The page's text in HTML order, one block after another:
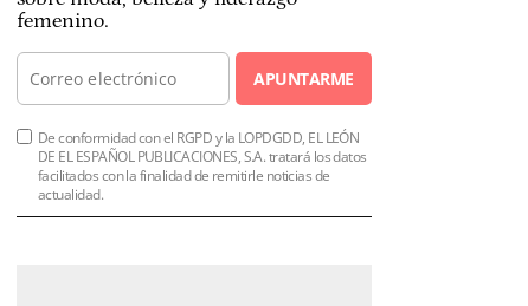
femenino.
APUNTARME
De conformidad con el RGPD y la LOPDGDD, EL LEÓN
DE EL ESPAÑOL PUBLICACIONES, S.A. tratará los datos
facilitados con la finalidad de remitirle noticias de
actualidad.